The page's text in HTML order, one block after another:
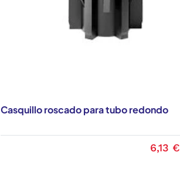
Casquillo roscado para tubo redondo
6,13 €